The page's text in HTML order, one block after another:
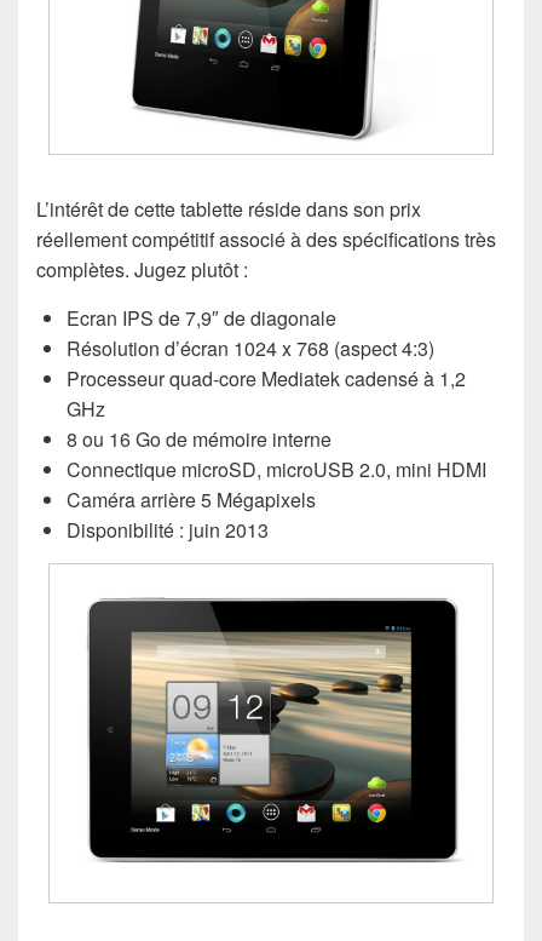
L’intérêt de cette tablette réside dans son prix
réellement compétitif associé à des spécifications très
complètes. Jugez plutôt :
Ecran IPS de 7,9″ de diagonale
Résolution d’écran 1024 x 768 (aspect 4:3)
Processeur quad-core Mediatek cadensé à 1,2
GHz
8 ou 16 Go de mémoire interne
Connectique microSD, microUSB 2.0, mini HDMI
Caméra arrière 5 Mégapixels
Disponibilité : juin 2013